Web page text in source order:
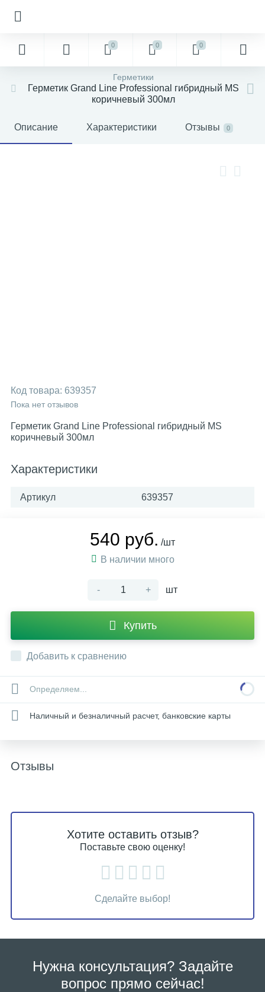
0 0 0
Герметики
Герметик Grand Line Professional гибридный MS
коричневый 300мл
Описание Характеристики Отзывы 0
Код товара: 639357
Пока нет отзывов
Герметик Grand Line Professional гибридный MS
коричневый 300мл
Характеристики
Артикул 639357
540 руб. /шт
В наличии много
- + шт
Купить
Добавить к сравнению
Определяем...
Наличный и безналичный расчет, банковские карты
Отзывы
Хотите оставить отзыв?
Поставьте свою оценку!
Сделайте выбор!
Нужна консультация? Задайте
вопрос прямо сейчас!